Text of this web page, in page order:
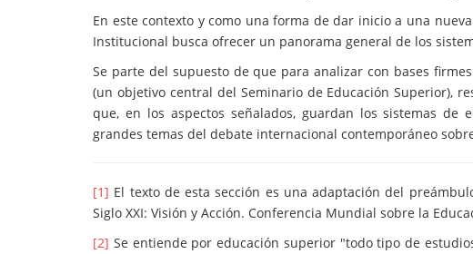
En este contexto y como una forma de dar inicio a una
Institucional busca ofrecer un panorama general de los
Se parte del supuesto de que para analizar con bases
(un objetivo central del Seminario de Educación Superior),
que, en los aspectos señalados, guardan los sistemas
grandes temas del debate internacional contemporáneo
[1] El texto de esta sección es una adaptación del
Siglo XXI: Visión y Acción. Conferencia Mundial sobre la
[2] Se entiende por educación superior "todo tipo de